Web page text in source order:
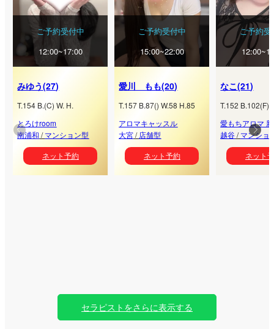
ご予約受付中
12:00~17:00
みゆう(27)
T.154 B.(C) W. H.
とろけroom
南浦和 /マンション型
ネット予約
ご予約受付中
15:00~22:00
愛川 もも(20)
T.157 B.87() W.58 H.85
アロマキャッスル
大宮/ 店舗型
ネット予約
ご予約受
なこ(21)
T.152 B.102(F)
愛もちアロマ
越谷/マンショ
ネット
セラピストをさらに表示する